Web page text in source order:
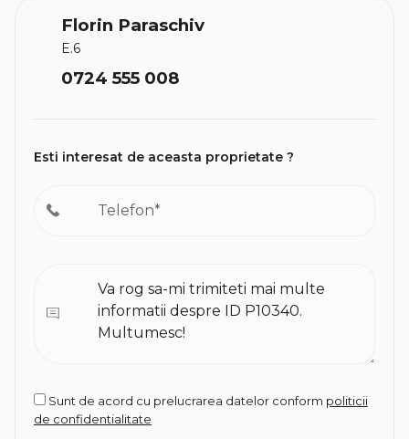
Florin Paraschiv
E.6
0724 555 008
Esti interesat de aceasta proprietate ?
Sunt de acord cu prelucrarea datelor conform politicii
de confidentialitate